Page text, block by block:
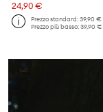
24,90 €
Prezzo standard:39,90 €
Prezzo più basso:39,90 €